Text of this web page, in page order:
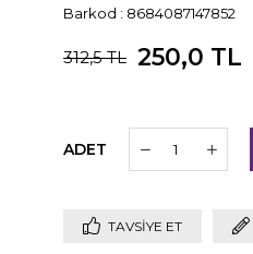
Barkod : 8684087147852
312,5 TL 250,0 TL
ADET
TAVSIYE ET